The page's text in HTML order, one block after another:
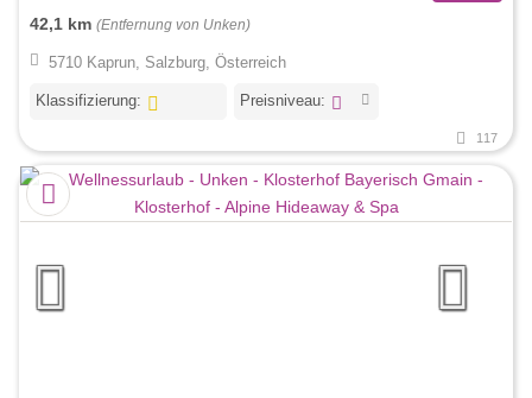
42,1 km (Entfernung von Unken)
5710 Kaprun, Salzburg, Österreich
Klassifizierung: Preisniveau:
117